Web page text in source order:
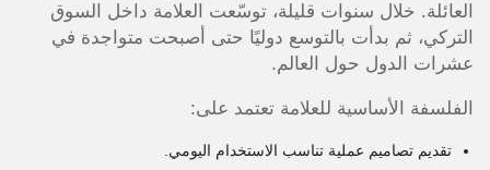
العائلة. خلال سنوات قليلة، توسّعت العلامة داخل السوق
التركي، ثم بدأت بالتوسع دوليًا حتى أصبحت متواجدة في
عشرات الدول حول العالم.
الفلسفة الأساسية للعلامة تعتمد على:
تقديم تصاميم عملية تناسب الاستخدام اليومي.